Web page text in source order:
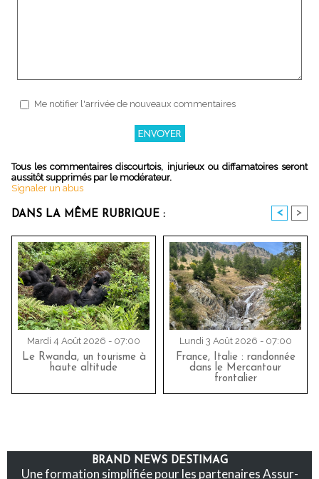
Me notifier l'arrivée de nouveaux commentaires
Tous les commentaires discourtois, injurieux ou diffamatoires seront
aussitôt supprimés par le modérateur.
Signaler un abus
DANS LA MÊME RUBRIQUE : < >
Mardi 4 Août 2026 - 07:00
Le Rwanda, un tourisme à
haute altitude
Lundi 3 Août 2026 - 07:00
France, Italie : randonnée
dans le Mercantour
frontalier
BRAND NEWS DESTIMAG
Une formation simplifiée pour les partenaires Assur-